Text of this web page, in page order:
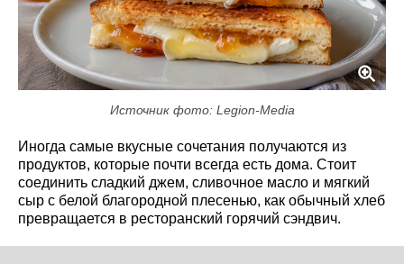
Источник фото: Legion-Media
Иногда самые вкусные сочетания получаются из
продуктов, которые почти всегда есть дома. Стоит
соединить сладкий джем, сливочное масло и мягкий
сыр с белой благородной плесенью, как обычный хлеб
превращается в ресторанский горячий сэндвич.